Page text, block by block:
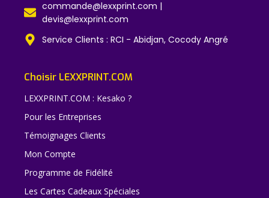
commande@lexxprint.com |
devis@lexxprint.com
Service Clients : RCI - Abidjan, Cocody Angré
Choisir LEXXPRINT.COM
LEXXPRINT.COM : Kesako ?
Pour les Entreprises
Témoignages Clients
Mon Compte
Programme de Fidélité
Les Cartes Cadeaux Spéciales